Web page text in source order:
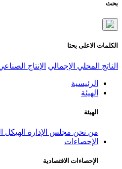
بحث
الكلمات الاعلى بحثا
الناتج المحلي الإجمالي الإنتاج
الرئيسية
الهيئة
الهيئة
من نحن مجلس الإدارة الهيكل
الإحصاءات
الإحصاءات الاقتصادية